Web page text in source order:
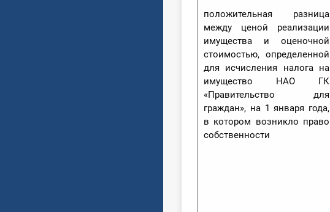
положительная разница
между ценой реализации
имущества и оценочной
стоимостью, определенной
для исчисления налога на
имущество НАО ГК
«Правительство для
граждан», на 1 января года,
в котором возникло право
собственности